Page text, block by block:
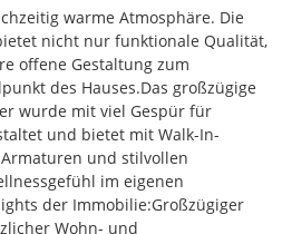
warme Atmosphäre. Die
nicht nur funktionale Qualität,
offene Gestaltung zum
des Hauses.Das großzügige
wurde mit viel Gespür für
und bietet mit Walk-In-
und stilvollen
im eigenen
der Immobilie:Großzügiger
Wohn- und